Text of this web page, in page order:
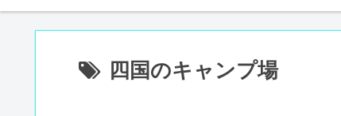
四国のキャンプ場